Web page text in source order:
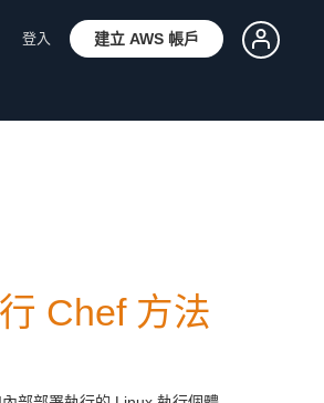
登入 建立 AWS 帳戶
Chef 方法